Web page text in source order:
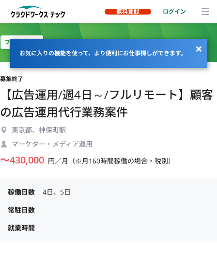
無料登録 ログイン
お気に入りの機能を使って、より便利にお仕事探しができます。
フルリモート
募集終了
【広告運用/週4日～/フルリモート】顧客
の広告運用代行業務案件
東京都、神保町駅
マーケター・メディア運用
〜430,000 円／月（※月160時間稼働の場合・税別）
稼働日数
4日、5日
常駐日数
就業時間